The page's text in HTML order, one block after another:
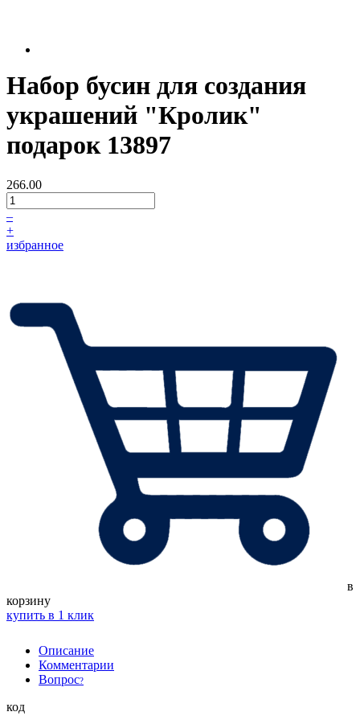
Набор бусин для создания
украшений "Кролик"
подарок 13897
266.00
–
+
избранное
в
корзину
купить в 1 клик
Описание
Комментарии
Вопрос?
код